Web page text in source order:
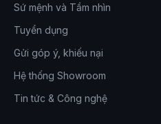
Sứ mệnh và Tầm nhìn
Tuyển dụng
Gửi góp ý, khiếu nại
Hệ thống Showroom
Tin tức & Công nghệ